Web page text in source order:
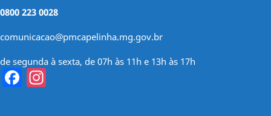
0800 223 0028
comunicacao@pmcapelinha.mg.gov.br
de segunda à sexta, de 07h às 11h e 13h às 17h
Facebook